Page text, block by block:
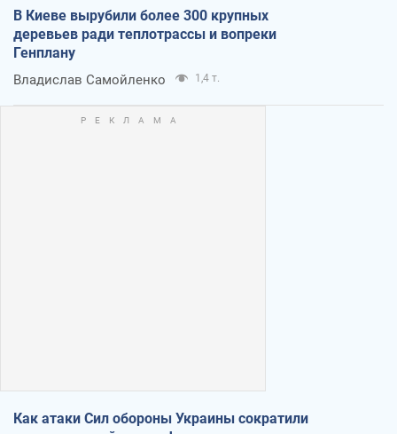
В Киеве вырубили более 300 крупных
деревьев ради теплотрассы и вопреки
Генплану
Владислав Самойленко 1,4 т.
Как атаки Сил обороны Украины сократили